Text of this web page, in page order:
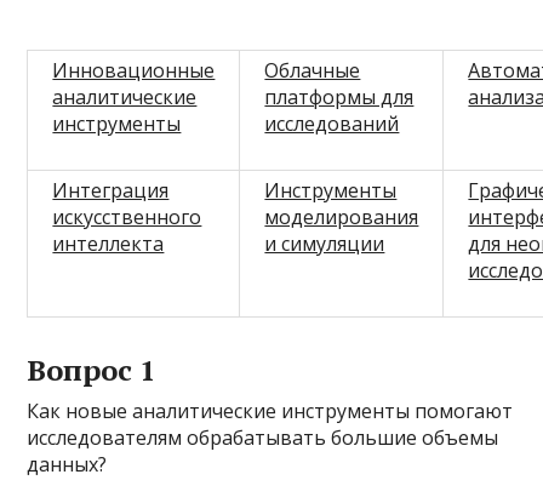
Инновационные
аналитические
инструменты
Облачные
платформы для
исследований
Интеграция
искусственного
интеллекта
Инструменты
моделирования
и симуляции
для
Вопрос 1
Как новые аналитические инструменты помогают
исследователям обрабатывать большие объемы
данных?